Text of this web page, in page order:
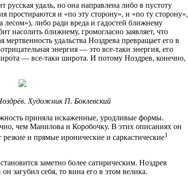
удаль, но она направлена либо в пустоту
простираются и «по эту сторону», и «по ту сторону»,
либо ради вреда и гадостей ближнему
насолить ближнему, громогласно заявляет, что
удальства Ноздрева превращает его в
энергия — это все-таки энергия, его
— все-таки широта. И потому Ноздрев, конечно,
Художник П. Боклевский
приняла искаженные, уродливые формы.
чем Манилова и Коробочку. В этих описаниях он
и прямые иронические и саркастические1
заметно более сатирическим. Ноздрев
загубил себя, то вина его в этом велика.